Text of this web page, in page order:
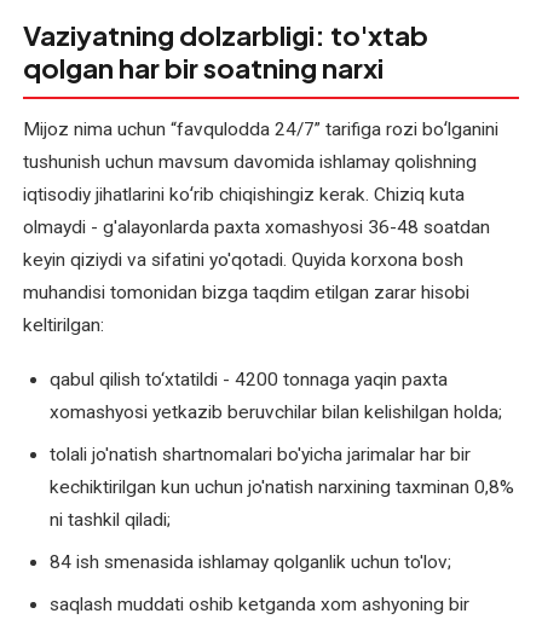
rotorini
qayta
o'rash
qayta
o'rash
Elektromotor
yakorini
o'rash
diagnostikasi
Elektromotorlarni
shoshilinch
Vaziyatning dolzarbligi: to'xtab
qolgan har bir soatning narxi
Mijoz nima uchun “favqulodda 24/7” tarifiga rozi boʻlganini
tushunish uchun mavsum davomida ishlamay qolishning
iqtisodiy jihatlarini koʻrib chiqishingiz kerak. Chiziq kuta
olmaydi - g'alayonlarda paxta xomashyosi 36-48 soatdan
keyin qiziydi va sifatini yo'qotadi. Quyida korxona bosh
muhandisi tomonidan bizga taqdim etilgan zarar hisobi
keltirilgan:
qabul qilish to‘xtatildi - 4200 tonnaga yaqin paxta
xomashyosi yetkazib beruvchilar bilan kelishilgan holda;
tolali jo'natish shartnomalari bo'yicha jarimalar har bir
kechiktirilgan kun uchun jo'natish narxining taxminan 0,8%
ni tashkil qiladi;
84 ish smenasida ishlamay qolganlik uchun to'lov;
saqlash muddati oshib ketganda xom ashyoning bir